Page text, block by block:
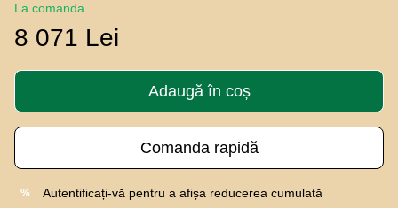
La comanda
8 071 Lei
Adaugă în coș
Comanda rapidă
% Autentificați-vă pentru a afișa reducerea cumulată